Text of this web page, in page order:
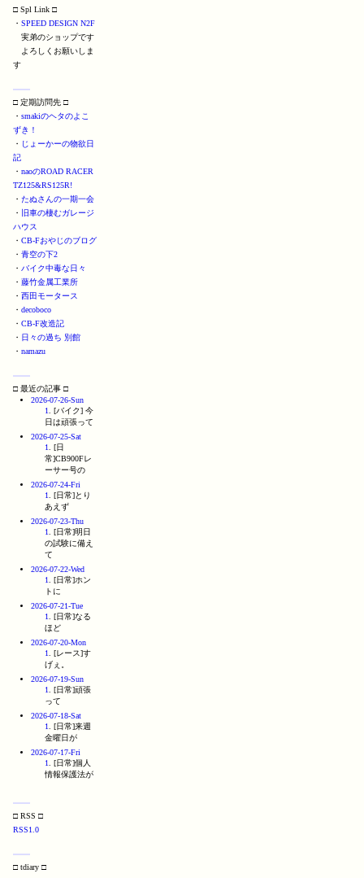
□ Spl Link □
・ SPEED DESIGN N2F
実弟のショップです
よろしくお願いしま
す
□ 定期訪問先 □
・ smakiのヘタのよこ
ずき！
・ じょーかーの物欲日
記
・ naoのROAD RACER
TZ125&RS125R!
・ たぬさんの一期一会
・
旧車の棲むガレージ
ハウス
・ CB-Fおやじのブログ
・ 青空の下2
・ バイク中毒な日々
・ 藤竹金属工業所
・ 西田モータース
・ decoboco
・ CB-F改造記
・ 日々の過ち 別館
・ namazu
□ 最近の記事 □
2026-07-26-Sun
1
. [バイク] 今
日は頑張って
2026-07-25-Sat
1
. [日
常]CB900Fレ
ーサー号の
2026-07-24-Fri
1
. [日常]とり
あえず
2026-07-23-Thu
1
. [日常]明日
の試験に備え
て
2026-07-22-Wed
1
. [日常]ホン
トに
2026-07-21-Tue
1
. [日常]なる
ほど
2026-07-20-Mon
1
. [レース]す
げぇ。
2026-07-19-Sun
1
. [日常]頑張
って
2026-07-18-Sat
1
. [日常]来週
金曜日が
2026-07-17-Fri
1
. [日常]個人
情報保護法が
□ RSS □
RSS1.0
□ tdiary □